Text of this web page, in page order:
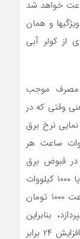
١٠٠٠ کیلووات ساعت خواهد شد
ویژگیها و همان
از کولر آبی
مصرف موجب
وقتی که در
نرخ برق
واقع در دامنه ٣٠٠ کیلووات ساعت هر
متوسط ١٢٠ تومان در قبوض برق
مشترکان محاسبه می شود، اما در دامنه ٩٠٠ یا ١٠٠٠ کیلووات
ساعت، مشترک باید به ازای هر کیلووات ساعت ١٠٠٠ تومان
بنابراین
مصرف ٣ برابر و افزایش نرخ ٨ برابری سبب افزایش ٢٤ برابر